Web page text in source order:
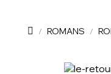
ROMANS